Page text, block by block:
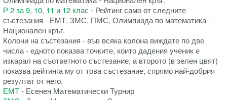
Р 2 за 9, 10, 11 и 12 клас - Рейтинг само от следните
състезания - ЕМТ, ЗМС, ПМС, Олимпиада по математика -
Национален кръг.
Колони на състезания - във всяка колона виждате по две
числа - едното показва точките, които дадения ученик е
изкарал на съответното състезание, а второто (в зелен цвят)
показва рейтинга му от това състезание, спрямо най-добрия
резултат от него.
ЕМТ- Есенен Математически Турнир